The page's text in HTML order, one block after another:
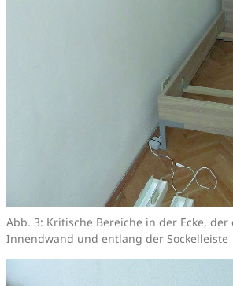
Abb. 3: Kritische Bereiche in der Ecke,
Innendwand und entlang der Sockelleiste